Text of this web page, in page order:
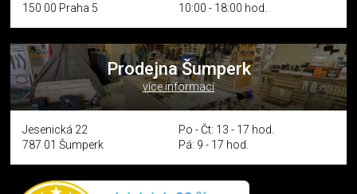
150 00 Praha 5
10:00 - 18:00 hod.
Prodejna Šumperk
více informací
Jesenická 22
787 01 Šumperk
Po - Čt: 13 - 17 hod.
Pá: 9 - 17 hod.